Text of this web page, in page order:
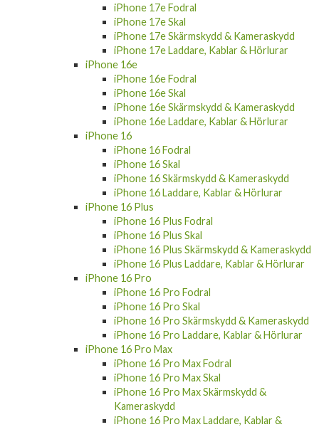
iPhone 17e Fodral
iPhone 17e Skal
iPhone 17e Skärmskydd & Kameraskydd
iPhone 17e Laddare, Kablar & Hörlurar
iPhone 16e
iPhone 16e Fodral
iPhone 16e Skal
iPhone 16e Skärmskydd & Kameraskydd
iPhone 16e Laddare, Kablar & Hörlurar
iPhone 16
iPhone 16 Fodral
iPhone 16 Skal
iPhone 16 Skärmskydd & Kameraskydd
iPhone 16 Laddare, Kablar & Hörlurar
iPhone 16 Plus
iPhone 16 Plus Fodral
iPhone 16 Plus Skal
iPhone 16 Plus Skärmskydd & Kameraskydd
iPhone 16 Plus Laddare, Kablar & Hörlurar
iPhone 16 Pro
iPhone 16 Pro Fodral
iPhone 16 Pro Skal
iPhone 16 Pro Skärmskydd & Kameraskydd
iPhone 16 Pro Laddare, Kablar & Hörlurar
iPhone 16 Pro Max
iPhone 16 Pro Max Fodral
iPhone 16 Pro Max Skal
iPhone 16 Pro Max Skärmskydd &
Kameraskydd
iPhone 16 Pro Max Laddare, Kablar &